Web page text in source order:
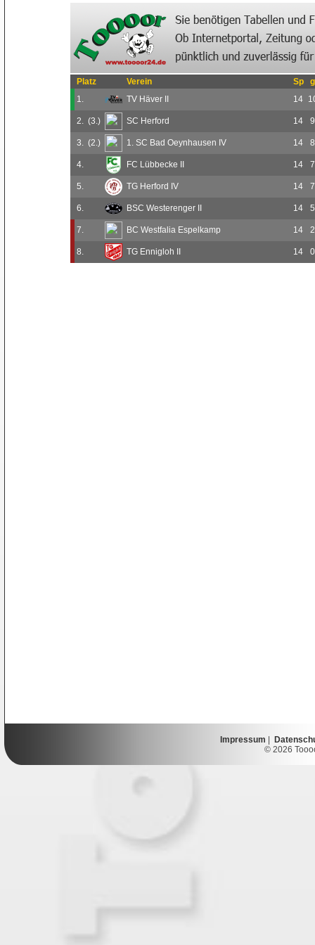
Platz Verein Sp
g
1.
TV Häver II 14
2. (3.) SC Herford 14 9
3. (2.) 1. SC Bad Oeynhausen IV 14 8
4. FC Lübbecke II 14 7
5. TG Herford IV 14 7
6. BSC Westerenger II 14 5
7. BC Westfalia Espelkamp 14 2
8. TG Ennigloh II 14 0
Impressum
© 2026